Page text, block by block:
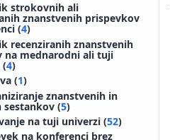
strokovnih ali
znanstvenih prispevkov
(4)
recenziranih znanstvenih
na mednarodni ali tuji
(4)
(1)
znanstvenih in
(5)
na tuji univerzi (52)
na konferenci brez